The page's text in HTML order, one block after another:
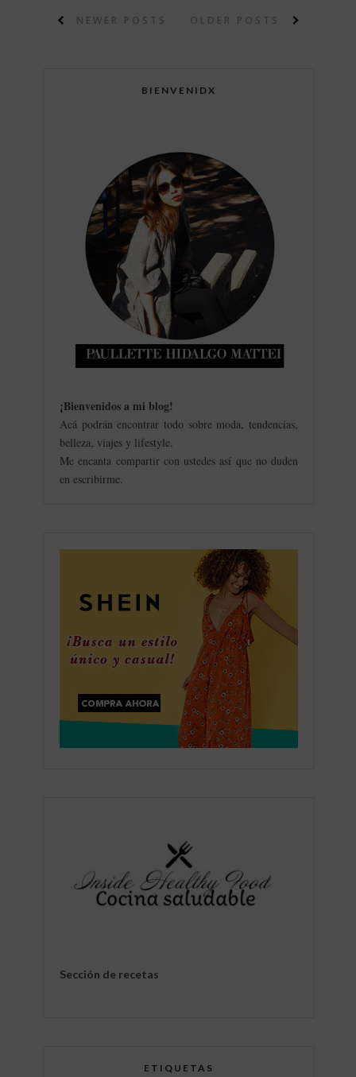
NEWER POSTS OLDER POSTS
BIENVENIDX
¡Bienvenidos a mi blog!
Acá podrán encontrar todo sobre moda, tendencias,
belleza, viajes y lifestyle.
Me encanta compartir con ustedes así que no duden
en escribirme.
Sección de recetas
ETIQUETAS